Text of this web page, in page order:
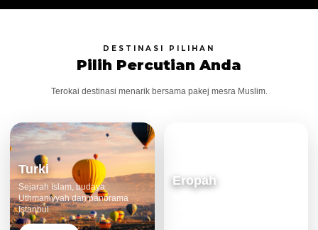
DESTINASI PILIHAN
Pilih Percutian Anda
Terokai destinasi menarik bersama pakej mesra Muslim.
Turki
Sejarah Islam, budaya
Uthmaniyyah dan panorama
Istanbul.
Eropah